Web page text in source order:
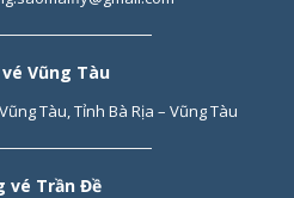
Vũng Tàu
Tàu, Tỉnh Bà Rịa – Vũng Tàu
vé Trần Đề